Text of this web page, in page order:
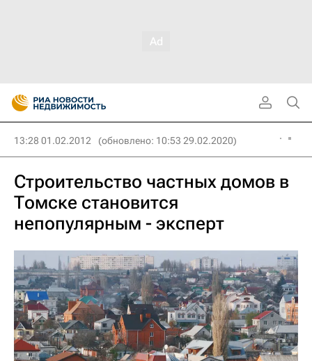
13:28 01.02.2012 (обновлено: 10:53 29.02.2020)
Строительство частных домов в
Томске становится
непопулярным - эксперт